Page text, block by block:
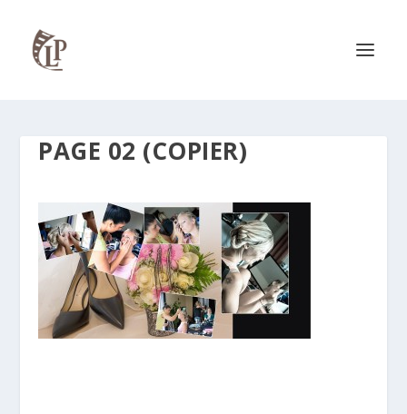
PAGE 02 (COPIER)